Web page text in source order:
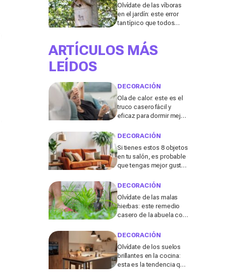
Olvídate de las víboras
en el jardín: este error
tan típico que todos
de fuertes lluvias las
atrae en masa
ARTÍCULOS MÁS
LEÍDOS
DECORACIÓN
Ola de calor: este es el
truco casero fácil y
eficaz para dormir mejor
DECORACIÓN
Si tienes estos 8 objetos
en tu salón, es probable
que tengas mejor gusto
DECORACIÓN
Olvídate de las malas
hierbas: este remedio
casero de la abuela con
tienes ya en tu cocina
DECORACIÓN
Olvídate de los suelos
brillantes en la cocina:
esta es la tendencia que